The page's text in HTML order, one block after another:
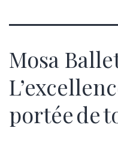
Mosa
portée de